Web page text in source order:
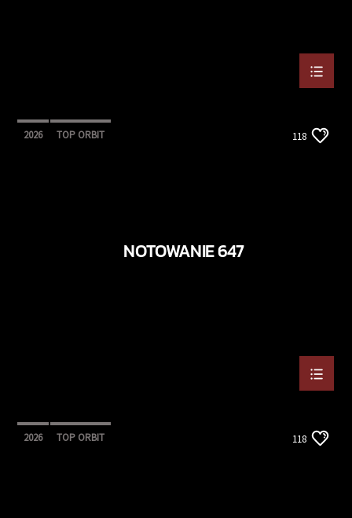
2026 TOP ORBIT 118
NOTOWANIE 647
2026 TOP ORBIT 118